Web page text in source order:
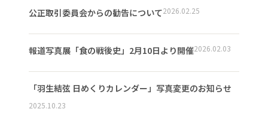
公正取引委員会からの勧告について2026.02.25
報道写真展「食の戦後史」2月10日より開催2026.02.03
「羽生結弦 日めくりカレンダー」写真変更のお知らせ
2025.10.23